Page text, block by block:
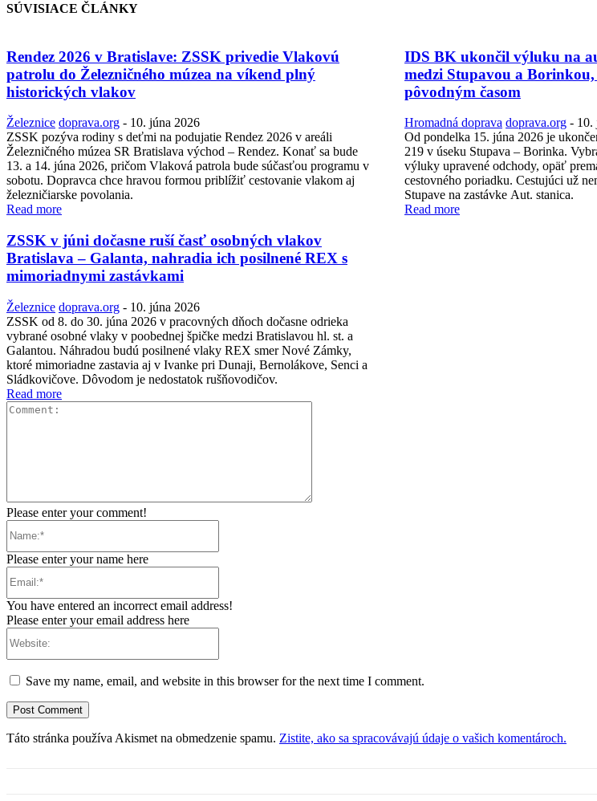
SÚVISIACE ČLÁNKY
Rendez 2026 v Bratislave: ZSSK privedie Vlakovú
patrolu do Železničného múzea na víkend plný
historických vlakov
Železnice doprava.org - 10. júna 2026
ZSSK pozýva rodiny s deťmi na podujatie Rendez 2026 v areáli
Železničného múzea SR Bratislava východ – Rendez. Konať sa bude
13. a 14. júna 2026, pričom Vlaková patrola bude súčasťou programu v
sobotu. Dopravca chce hravou formou priblížiť cestovanie vlakom aj
železničiarske povolania.
Read more
IDS BK ukončil výluku na
medzi Stupavou a
pôvodným časom
Hromadná doprava doprava.org - 10.
Od pondelka 15. júna 2026 je
219 v úseku Stupava – Borinka.
výluky upravené odchody, opäť
cestovného poriadku. Cestujúci už
Stupave na zastávke Aut. stanica.
Read more
ZSSK v júni dočasne ruší časť osobných vlakov
Bratislava – Galanta, nahradia ich posilnené REX s
mimoriadnymi zastávkami
Železnice doprava.org - 10. júna 2026
ZSSK od 8. do 30. júna 2026 v pracovných dňoch dočasne odrieka
vybrané osobné vlaky v poobednej špičke medzi Bratislavou hl. st. a
Galantou. Náhradou budú posilnené vlaky REX smer Nové Zámky,
ktoré mimoriadne zastavia aj v Ivanke pri Dunaji, Bernolákove, Senci a
Sládkovičove. Dôvodom je nedostatok rušňovodičov.
Read more
Please enter your comment!
Please enter your name here
You have entered an incorrect email address!
Please enter your email address here
Save my name, email, and website in this browser for the next time I comment.
Táto stránka používa Akismet na obmedzenie spamu. Zistite, ako sa spracovávajú údaje o vašich komentároch.